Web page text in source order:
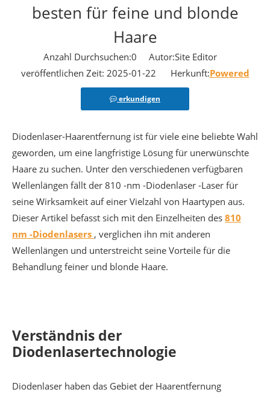
besten für feine und blonde
Haare
Anzahl Durchsuchen:0 Autor:Site Editor
veröffentlichen Zeit: 2025-01-22 Herkunft:Powered
erkundigen
Diodenlaser-Haarentfernung ist für viele eine beliebte Wahl
geworden, um eine langfristige Lösung für unerwünschte
Haare zu suchen. Unter den verschiedenen verfügbaren
Wellenlängen fällt der 810 -nm -Diodenlaser -Laser für
seine Wirksamkeit auf einer Vielzahl von Haartypen aus.
Dieser Artikel befasst sich mit den Einzelheiten des 810
nm -Diodenlasers , verglichen ihn mit anderen
Wellenlängen und unterstreicht seine Vorteile für die
Behandlung feiner und blonde Haare.
Verständnis der
Diodenlasertechnologie
Diodenlaser haben das Gebiet der Haarentfernung